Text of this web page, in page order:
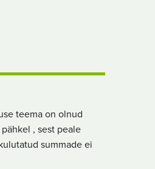
teema on olnud
, sest peale
summade ei